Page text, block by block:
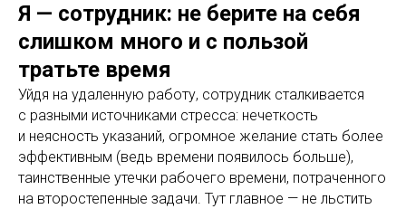
Я — сотрудник: не берите на себя
слишком много и с пользой
тратьте время
Уйдя на удаленную работу, сотрудник сталкивается
с разными источниками стресса: нечеткость
и неясность указаний, огромное желание стать более
эффективным (ведь времени появилось больше),
таинственные утечки рабочего времени, потраченного
на второстепенные задачи. Тут главное — не льстить